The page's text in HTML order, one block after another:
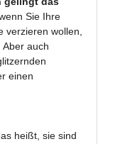
Sie Ihre
verzieren wollen,
auch
einen
heißt, sie sind